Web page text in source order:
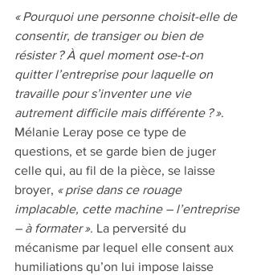
« Pourquoi une personne choisit-elle de
consentir, de transiger ou bien de
résister ? À quel moment ose-t-on
quitter l’entreprise pour laquelle on
travaille pour s’inventer une vie
autrement difficile mais différente ? ».
Mélanie Leray pose ce type de
questions, et se garde bien de juger
celle qui, au fil de la pièce, se laisse
broyer, « prise dans ce rouage
implacable, cette machine – l’entreprise
– à formater ». La perversité du
mécanisme par lequel elle consent aux
humiliations qu’on lui impose laisse